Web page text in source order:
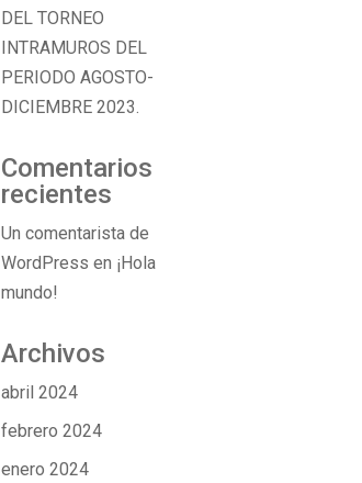
DEL TORNEO
INTRAMUROS DEL
PERIODO AGOSTO-
DICIEMBRE 2023.
Comentarios
recientes
Un comentarista de
WordPress en ¡Hola
mundo!
Archivos
abril 2024
febrero 2024
enero 2024